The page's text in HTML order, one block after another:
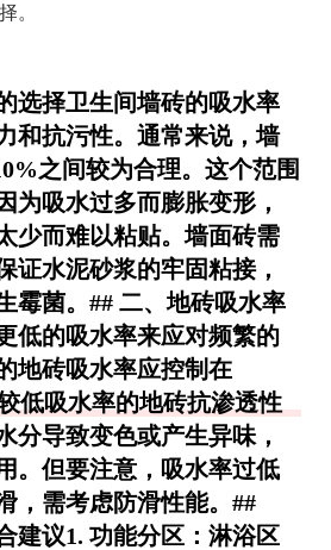
。
选择卫生间墙砖的吸水率
和抗污性。通常来说，墙
之间较为合理。这个范围
为吸水过多而膨胀变形，
少而难以粘贴。墙面砖需
证水泥砂浆的牢固粘接，
霉菌。## 二、地砖吸水率
低的吸水率来应对频繁的
地砖吸水率应控制在
低吸水率的地砖抗渗透性
分导致变色或产生异味，
。但要注意，吸水率过低
，需考虑防滑性能。##
建议1. 功能分区 ：淋浴区